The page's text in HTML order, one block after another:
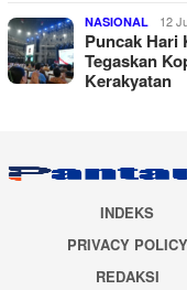
NASIONAL 12
Puncak Hari
Tegaskan
Kerakyatan
INDEKS
PRIVACY POLICY
REDAKSI